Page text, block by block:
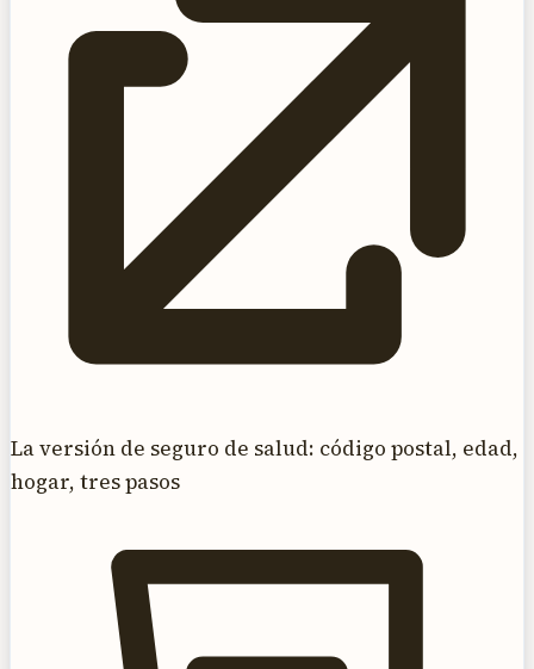
La versión de seguro de salud: código postal, edad,
hogar, tres pasos